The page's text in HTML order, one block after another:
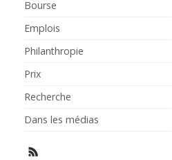
Bourse
Emplois
Philanthropie
Prix
Recherche
Dans les médias